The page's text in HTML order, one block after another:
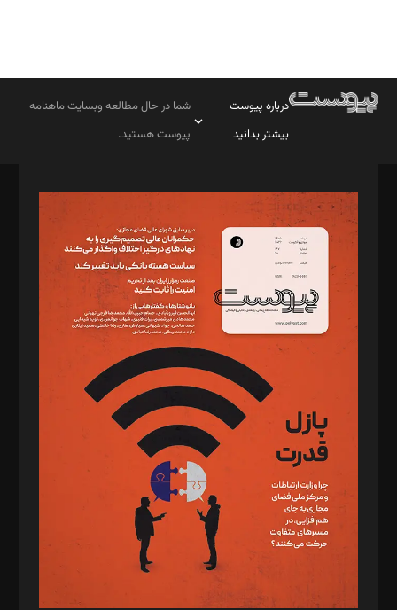
درباره پیوست
بیشتر بدانید
شما در حال مطالعه وبسایت ماهنامه
پیوست هستید.
مدیر مسئول: محمدباقر اثنی‌عشری
سردبیر: مهرک محمودی
دبیر تحریریه: میثم قاسمی
د‌بیر ناداستان: سمانه سمیع
د‌بیر خدمت و تجارت: ابوالفضل رجبی
د‌بیر حقوق فناوری: حسام‌الدین ایپکچی
د‌بیر پیوست جهان: مینا پاکدل
د‌بیر تحریریه آنلاین: بابک نقاش
تحریریه‌: مجتبی محمود‌ی، آرش برهمند، یسنا امان‌پور، سروش کرمیان،
مصطفی مسجدی آرانی، ابوالفضل رجبی، زهرا فکرانه، فائزه فتحی
رستمی،مصطفی باستان
ویرایش: نگار استاد‌‌آقا
طراح یونیفرم: مجید توکلی
فیلمبرداری و عکاسی: امیر شفیعی، مانی لطفی زاده
گرافیک و صفحه‌آرایی: سید‌سبحان‌علی ثابت
مد‌یر توسعه تجاری: کامبیز برید‌
امور مالی: شاپور رهبری، محمد‌ کاظمی‌نیا